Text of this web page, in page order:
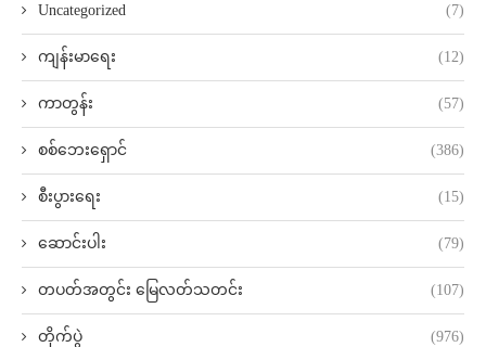
Uncategorized (7)
ကျန်းမာရေး (12)
ကာတွန်း (57)
စစ်ဘေးရှောင် (386)
စီးပွားရေး (15)
ဆောင်းပါး (79)
တပတ်အတွင်း မြေလတ်သတင်း (107)
တိုက်ပွဲ (976)